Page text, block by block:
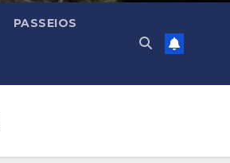
PASSEIOS